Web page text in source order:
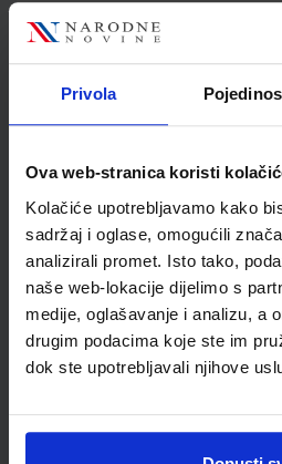
Privola
Ova web-stranica koristi
Kolačiće upotrebljavamo kako
sadržaj i oglase, omogućili
analizirali promet. Isto tako,
naše web-lokacije dijelimo s
medije, oglašavanje i analizu, a
drugim podacima koje ste im
dok ste upotrebljavali njihove
Jedinična mjera
Autor
Školski razred
Vrsta školske knjige
Nastavni predmet
Reg br min